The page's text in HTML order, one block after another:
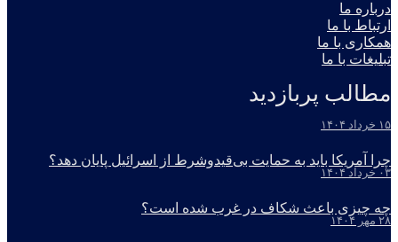
درباره ما
ارتباط با ما
همکاری با ما
تبلیغات با ما
مطالب پربازدید
۱۵ خرداد ۱۴۰۴
چرا آمریکا باید به حمایت بی‌قیدوشرط از اسرائیل پایان دهد؟
۰۳ خرداد ۱۴۰۴
چه چیزی باعث شکاف در غرب شده است؟
۲۸ مهر ۱۴۰۴